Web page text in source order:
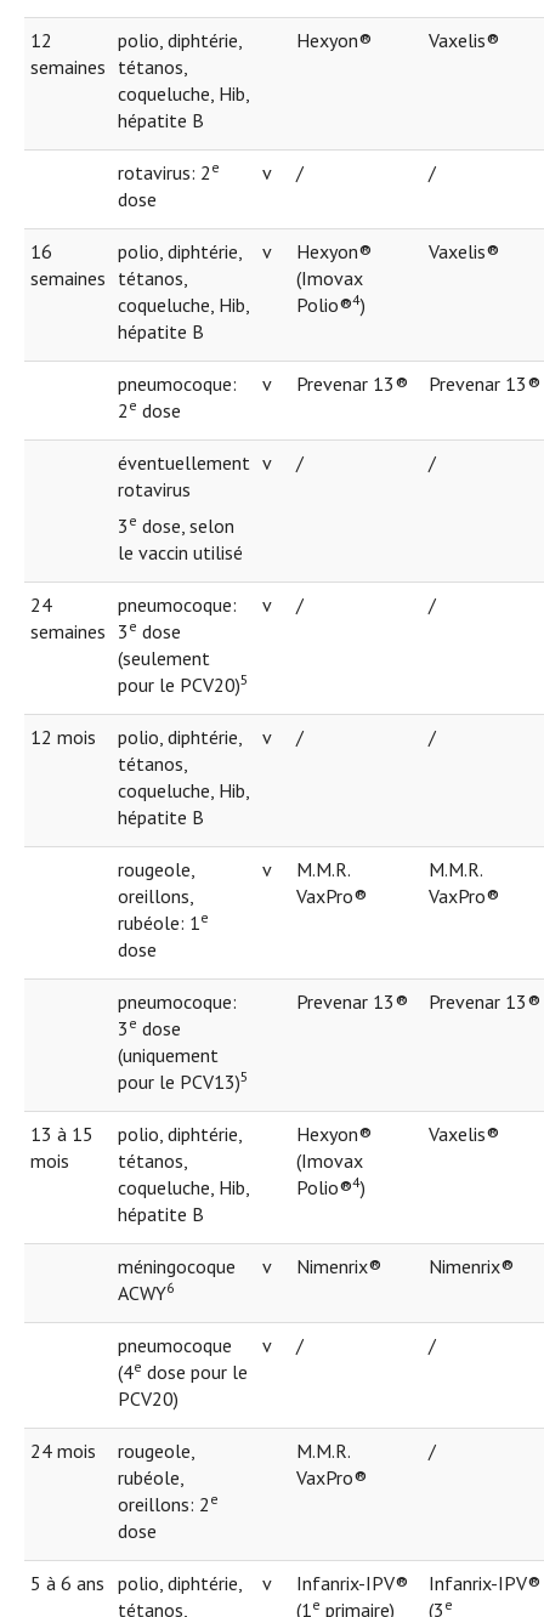
12
semaines
polio, diphtérie,
tétanos,
coqueluche, Hib,
hépatite B
Hexyon® Vaxelis®
rotavirus: 2 e
dose
v / /
16
semaines
polio, diphtérie,
tétanos,
coqueluche, Hib,
hépatite B
v
Hexyon®
(Imovax
Polio®4)
Vaxelis®
pneumocoque:
2 e dose
v Prevenar 13® Prevenar 13®
éventuellement
rotavirus
3 e dose, selon
le vaccin utilisé
v / /
24
semaines
pneumocoque:
3 e dose
(seulement
pour le PCV20)5
v / /
12 mois
polio, diphtérie,
tétanos,
coqueluche, Hib,
hépatite B
v / /
rougeole,
oreillons,
rubéole: 1e
dose
v
M.M.R.
VaxPro®
M.M.R.
VaxPro®
pneumocoque:
3 e dose
(uniquement
pour le PCV13)5
Prevenar 13® Prevenar 13®
13 à 15
mois
polio, diphtérie,
tétanos,
coqueluche, Hib,
hépatite B
Hexyon®
(Imovax
Polio®4)
Vaxelis®
méningocoque
ACWY6
v Nimenrix® Nimenrix®
pneumocoque
(4e dose pour le
PCV20)
v / /
24 mois
rougeole,
rubéole,
oreillons: 2 e
dose
M.M.R.
VaxPro®
/
5 à 6 ans polio, diphtérie,
tétanos,
v
Infanrix-IPV®
(1e primaire)
Infanrix-IPV®
(3 e